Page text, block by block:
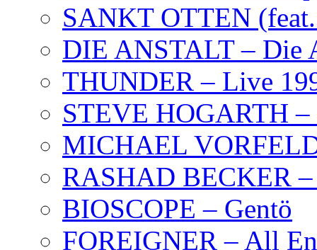
SANKT OTTEN
DIE ANSTALT – Die
THUNDER – Live
STEVE HOGARTH –
MICHAEL
RASHAD BECKER
BIOSCOPE – Gentö
FOREIGNER – All